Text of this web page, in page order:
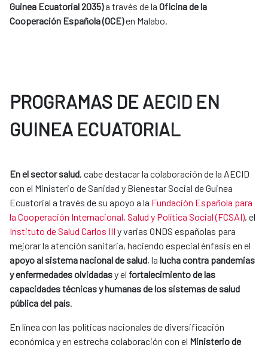
Guinea Ecuatorial 2035)a través de la Oficina de la
Cooperación Española (OCE)en Malabo.
PROGRAMAS DE AECID EN
GUINEA ECUATORIAL
En el sector salud, cabe destacar la colaboración de la AECID
con el Ministerio de Sanidad y Bienestar Social de Guinea
Ecuatorial a través de su apoyo a la Fundación Española para
la Cooperación Internacional, Salud y Política Social (FCSAI), el
Instituto de Salud Carlos III y varias ONDS españolas para
mejorar la atención sanitaria, haciendo especial énfasis en el
apoyo al sistema nacional de salud, la lucha contra pandemias
y enfermedades olvidadasy el fortalecimiento de las
capacidades técnicas y humanas de los sistemas de salud
pública del país.
En línea con las políticas nacionales de diversificación
económica y en estrecha colaboración con el Ministerio de